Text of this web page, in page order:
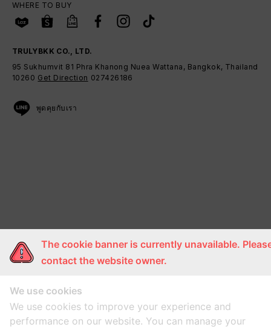
WHERE TO BUY
TRULYBKK CO., LTD.
95 Sukhumvit 81 Phra Khanong Nuea Wattana, Bangkok, Thailand
10260 Get Direction 027426186
พูดคุยกับเรา
The cookie banner is currently unavailable.
contact the website owner.
We use cookies
We use cookies to improve your experience and
performance on our website. You can manage your